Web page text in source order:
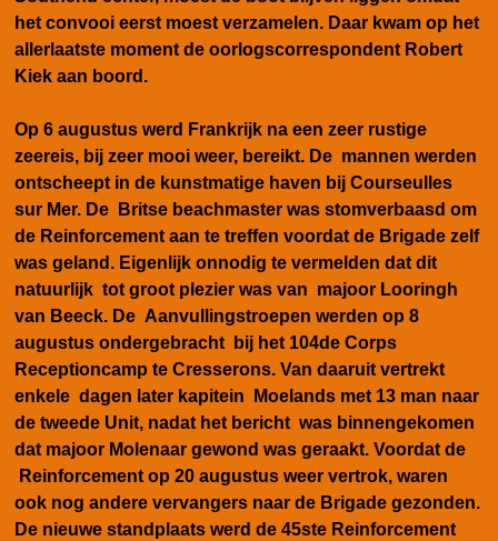
het convooi eerst moest verzamelen. Daar kwam op het
allerlaatste moment de oorlogscorrespondent Robert
Kiek aan boord.
Op 6 augustus werd Frankrijk na een zeer rustige
zeereis, bij zeer mooi weer, bereikt. De mannen werden
ontscheept in de kunstmatige haven bij Courseulles
sur Mer. De Britse beachmaster was stomverbaasd om
de Reinforcement aan te treffen voordat de Brigade zelf
was geland. Eigenlijk onnodig te vermelden dat dit
natuurlijk tot groot plezier was van majoor Looringh
van Beeck. De Aanvullingstroepen werden op 8
augustus ondergebracht bij het 104de Corps
Receptioncamp te Cresserons. Van daaruit vertrekt
enkele dagen later kapitein Moelands met 13 man naar
de tweede Unit, nadat het bericht was binnengekomen
dat majoor Molenaar gewond was geraakt. Voordat de
Reinforcement op 20 augustus weer vertrok, waren
ook nog andere vervangers naar de Brigade gezonden.
De nieuwe standplaats werd de 45ste Reinforcement